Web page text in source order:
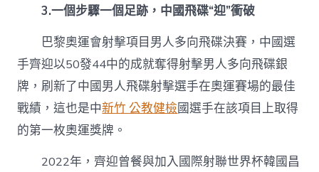
3.一個步驟一個足跡，中國飛碟“迎”衝破
巴黎奧運會射擊項目男人多向飛碟決賽，中國選
手齊迎以50發44中的成就奪得射擊男人多向飛碟銀
牌，刷新了中國男人飛碟射擊選手在奧運賽場的最佳
戰績，這也是中新竹 公教健檢國選手在該項目上取得
的第一枚奧運獎牌。
2022年，齊迎曾餐與加入國際射聯世界杯韓國昌